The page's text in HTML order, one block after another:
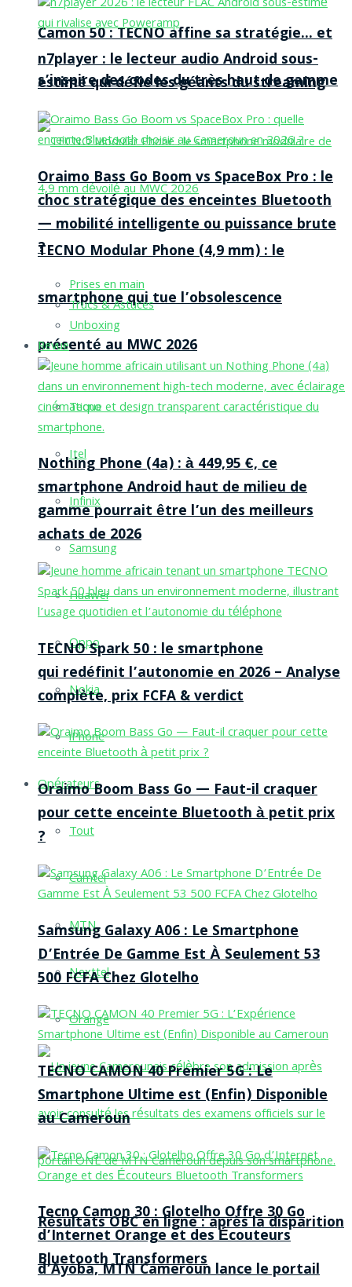
Camon 50 : TECNO affine sa stratégie… et
s’inspire des codes du très haut de gamme
TECNO Modular Phone (4,9 mm) : le
smartphone qui tue l’obsolescence
présenté au MWC 2026
Tecno
Itel
Infinix
Samsung
Huawei
Oppo
Nokia
iPhone
Opérateurs
Tout
Camtel
MTN
Nexttel
Orange
Résultats OBC en ligne : après la disparition
d’Ayoba, MTN Cameroun lance le portail
n7player : le lecteur audio Android sous-
estimé qui défie les géants du streaming
Oraimo Bass Go Boom vs SpaceBox Pro : le
choc stratégique des enceintes Bluetooth
— mobilité intelligente ou puissance brute
?
Prises en main
Trucs & Astuces
Unboxing
Revue
Nothing Phone (4a) : à 449,95 €, ce
smartphone Android haut de milieu de
gamme pourrait être l’un des meilleurs
achats de 2026
TECNO Spark 50 : le smartphone
qui redéfinit l’autonomie en 2026 – Analyse
complète, prix FCFA & verdict
Oraimo Boom Bass Go — Faut-il craquer
pour cette enceinte Bluetooth à petit prix
?
Samsung Galaxy A06 : Le Smartphone
D’Entrée De Gamme Est À Seulement 53
500 FCFA Chez Glotelho
TECNO CAMON 40 Premier 5G : Le
Smartphone Ultime est (Enfin) Disponible
au Cameroun
Tecno Camon 30 : Glotelho Offre 30 Go
d’Internet Orange et des Écouteurs
Bluetooth Transformers